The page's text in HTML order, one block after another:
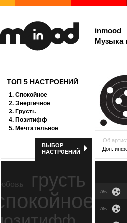
inmood
Музыка
ТОП 5 НАСТРОЕНИЙ
1. Спокойное
2. Энергичное
3. Грусть
4. Позитифф
5. Мечтательное
ВЫБОР
НАСТРОЕНИЙ
любовь грусть
спокойное
Об
Доп.
79%
78%